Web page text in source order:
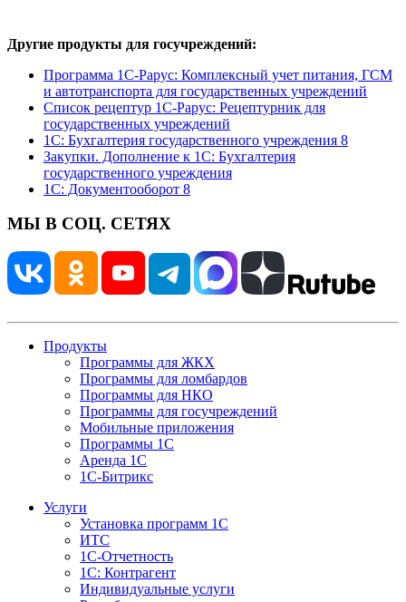
Другие продукты для госучреждений:
Программа 1С-Рарус: Комплексный учет питания, ГСМ
и автотранспорта для государственных учреждений
Список рецептур 1С-Рарус: Рецептурник для
государственных учреждений
1С: Бухгалтерия государственного учреждения 8
Закупки. Дополнение к 1С: Бухгалтерия
государственного учреждения
1С: Документооборот 8
МЫ В СОЦ. СЕТЯХ
Продукты
Программы для ЖКХ
Программы для ломбардов
Программы для НКО
Программы для госучреждений
Мобильные приложения
Программы 1С
Аренда 1С
1С-Битрикс
Услуги
Установка программ 1С
ИТС
1С-Отчетность
1С: Контрагент
Индивидуальные услуги